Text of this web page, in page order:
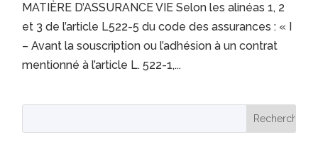
MATIÈRE D’ASSURANCE VIE Selon les alinéas 1, 2
et 3 de l’article L522-5 du code des assurances : « I
– Avant la souscription ou l’adhésion à un contrat
mentionné à l’article L. 522-1,...